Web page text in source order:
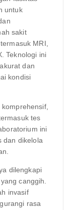
untuk
sakit
MRI,
Teknologi ini
dan
kondisi
tes
ini
dan dikelola
dilengkapi
canggih.
invasif
rasa